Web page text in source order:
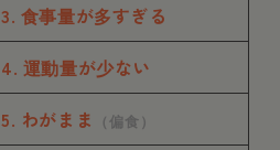
3. 食事量が多すぎる
4. 運動量が少ない
5. わがまま
（偏食）